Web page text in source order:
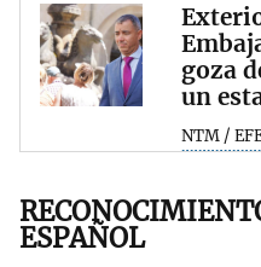
goza
un
NTM /
ESPAÑOL